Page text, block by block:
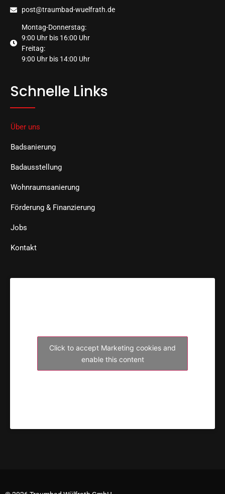
post@traumbad-wuelfrath.de
Montag-Donnerstag:
9:00 Uhr bis 16:00 Uhr
Freitag:
9:00 Uhr bis 14:00 Uhr
Schnelle Links
Über uns
Badsanierung
Badausstellung
Wohnraumsanierung
Förderung & Finanzierung
Jobs
Kontakt
Click to accept Marketing cookies and
enable this content